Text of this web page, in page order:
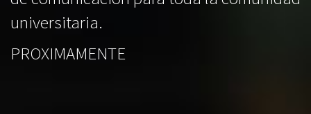
universitaria.
PROXIMAMENTE